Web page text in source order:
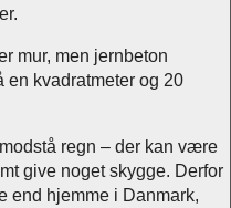
mur, men jernbeton
en kvadratmeter og 20
regn – der kan være
give noget skygge. Derfor
hjemme i Danmark,